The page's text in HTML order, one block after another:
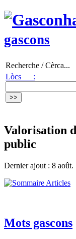
gascons
Recherche / Cèrca...
Lòcs :
Valorisation
public
Dernier ajout : 8 août.
Mots gascons